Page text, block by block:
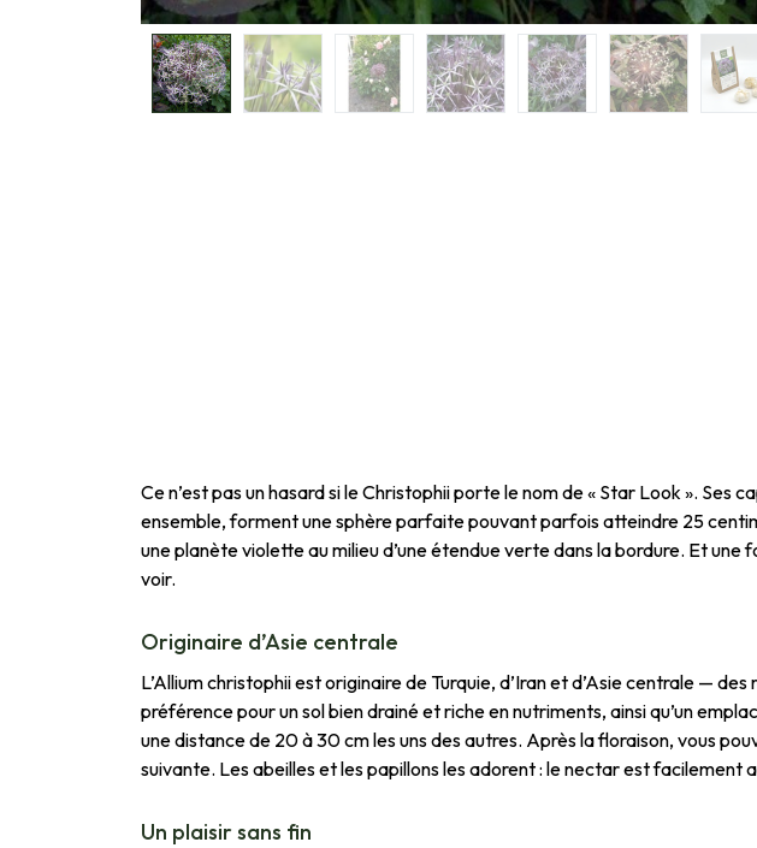
Ce n’est pas un hasard si le Christophii porte le nom de « Star Look ». Ses
ensemble, forment une sphère parfaite pouvant parfois atteindre 25
une planète violette au milieu d’une étendue verte dans la bordure. Et
voir.
Originaire d’Asie centrale
L’Allium christophii est originaire de Turquie, d’Iran et d’Asie centrale —
préférence pour un sol bien drainé et riche en nutriments, ainsi qu’un
une distance de 20 à 30 cm les uns des autres. Après la floraison, vous
suivante. Les abeilles et les papillons les adorent : le nectar est
Un plaisir sans fin